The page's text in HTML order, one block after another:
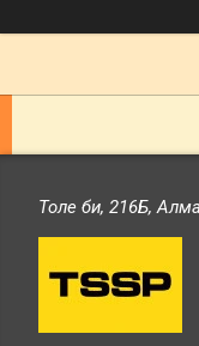
Толе би, 216Б,